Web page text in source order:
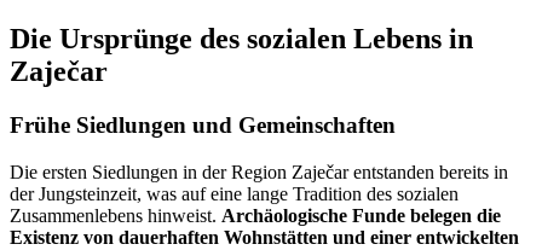
Die Ursprünge des sozialen Lebens in
Zaječar
Frühe Siedlungen und Gemeinschaften
Die ersten Siedlungen in der Region Zaječar entstanden bereits in
der Jungsteinzeit, was auf eine lange Tradition des sozialen
Zusammenlebens hinweist. Archäologische Funde belegen die
Existenz von dauerhaften Wohnstätten und einer entwickelten